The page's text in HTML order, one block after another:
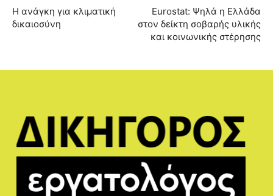
Η ανάγκη για κλιματική
δικαιοσύνη
Eurostat: Ψηλά η Ελλάδα
στον δείκτη σοβαρής υλικής
και κοινωνικής στέρησης